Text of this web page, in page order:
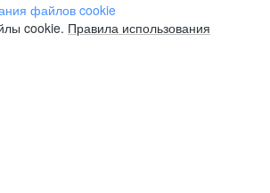
файлов cookie
cookie. Правила использования